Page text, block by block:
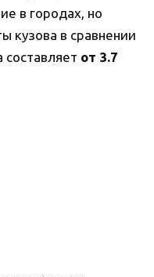
в городах, но
кузова в сравнении
составляет от 3.7